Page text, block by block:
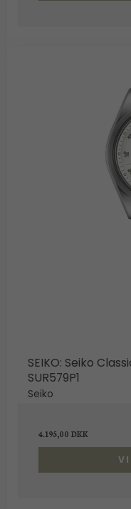
SEIKO: Seiko
SUR579P1
Seiko
4.195,00 DKK